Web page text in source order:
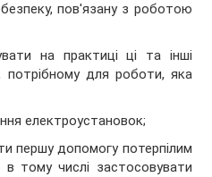
пов'язану з роботою
на практиці ці та інші
потрібному для роботи, яка
електроустановок;
першу допомогу потерпілим
в тому числі застосовувати